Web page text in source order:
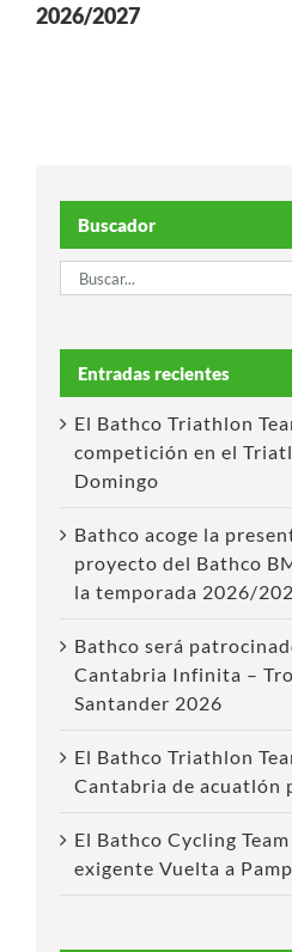
2026/2027
Buscador
Buscar:
Entradas recientes
El Bathco Triathlon
competición en el
Domingo
Bathco acoge la
proyecto del Bathco
la temporada 2026/
Bathco será
Cantabria Infinita –
Santander 2026
El Bathco Triathlon
Cantabria de acuatlón
El Bathco Cycling
exigente Vuelta a